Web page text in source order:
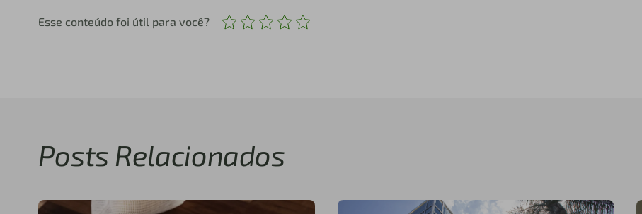
Esse conteúdo foi útil para você?
Posts Relacionados